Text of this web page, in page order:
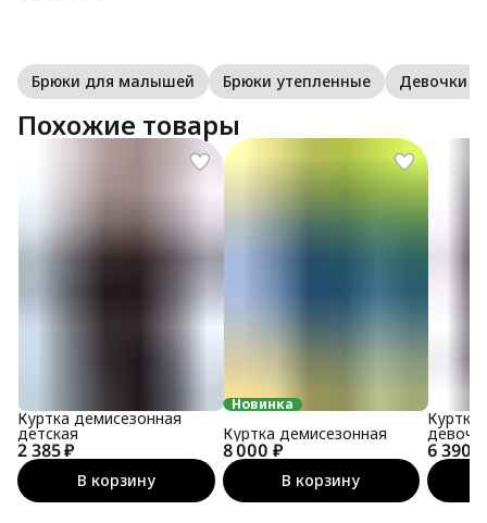
Брюки для малышей Брюки утепленные Девочки
Похожие товары
2 385 ₽
Куртка демисезонная
детская
В корзину
Новинка
8 000 ₽
Куртка демисезонная
В корзину
6 390 ₽
Куртка